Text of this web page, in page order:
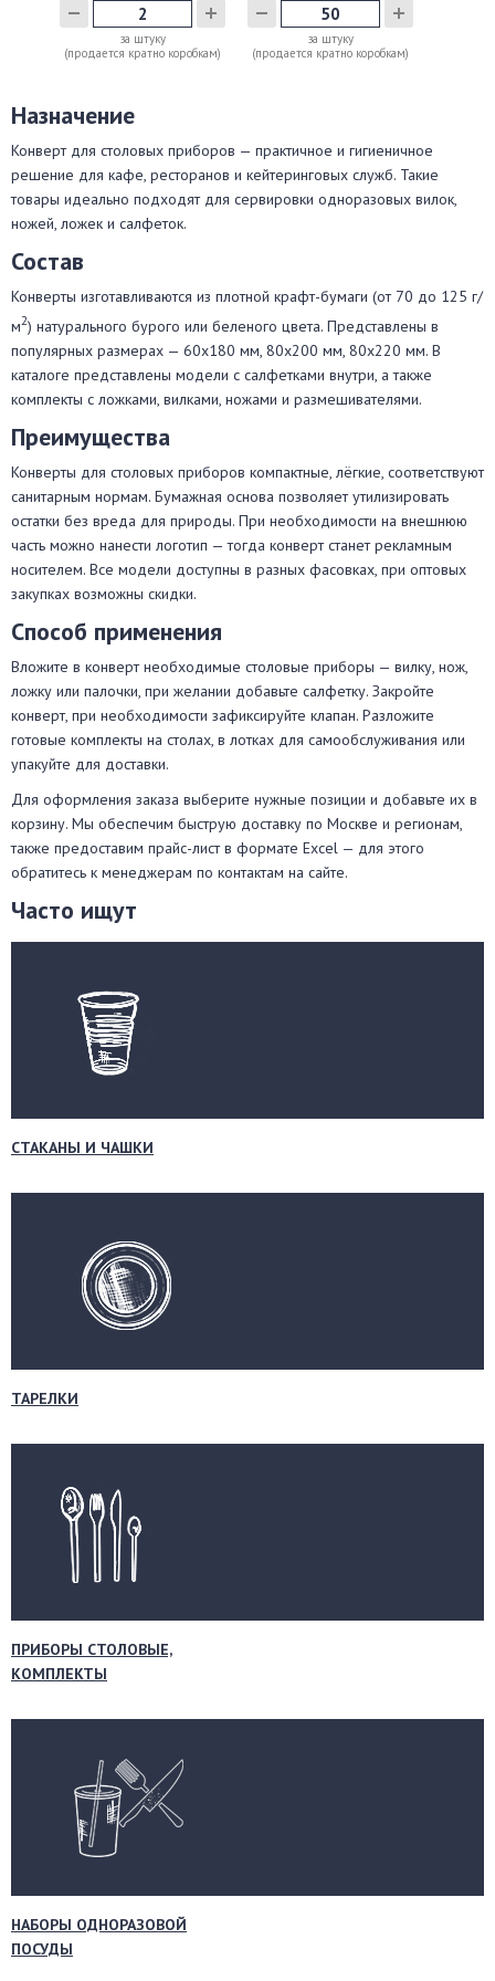
за штуку
(продается кратно коробкам)
за штуку
(продается кратно коробкам)
Назначение
Конверт для столовых приборов — практичное и гигиеничное
решение для кафе, ресторанов и кейтеринговых служб. Такие
товары идеально подходят для сервировки одноразовых вилок,
ножей, ложек и салфеток.
Состав
Конверты изготавливаются из плотной крафт-бумаги (от 70 до 125 г/
м2) натурального бурого или беленого цвета. Представлены в
популярных размерах — 60x180 мм, 80x200 мм, 80x220 мм. В
каталоге представлены модели с салфетками внутри, а также
комплекты с ложками, вилками, ножами и размешивателями.
Преимущества
Конверты для столовых приборов компактные, лёгкие, соответствуют
санитарным нормам. Бумажная основа позволяет утилизировать
остатки без вреда для природы. При необходимости на внешнюю
часть можно нанести логотип — тогда конверт станет рекламным
носителем. Все модели доступны в разных фасовках, при оптовых
закупках возможны скидки.
Способ применения
Вложите в конверт необходимые столовые приборы — вилку, нож,
ложку или палочки, при желании добавьте салфетку. Закройте
конверт, при необходимости зафиксируйте клапан. Разложите
готовые комплекты на столах, в лотках для самообслуживания или
упакуйте для доставки.
Для оформления заказа выберите нужные позиции и добавьте их в
корзину. Мы обеспечим быструю доставку по Москве и регионам,
также предоставим прайс-лист в формате Excel — для этого
обратитесь к менеджерам по контактам на сайте.
Часто ищут
СТАКАНЫ И ЧАШКИ
ТАРЕЛКИ
ПРИБОРЫ СТОЛОВЫЕ,
КОМПЛЕКТЫ
НАБОРЫ ОДНОРАЗОВОЙ
ПОСУДЫ